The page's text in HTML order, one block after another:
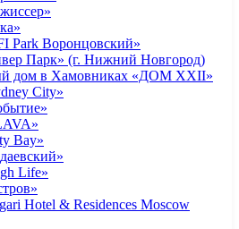
Park Воронцовский»
Парк» (г. Нижний Новгород)
дом в Хамовниках «ДОМ XXII»
City»
Bay»
Life»
Hotel & Residences Moscow